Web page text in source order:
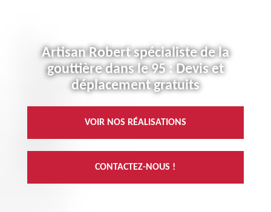
Artisan Robert spécialiste de la
gouttière dans le 95 : Devis et
déplacement gratuits
VOIR NOS RÉALISATIONS
CONTACTEZ-NOUS !